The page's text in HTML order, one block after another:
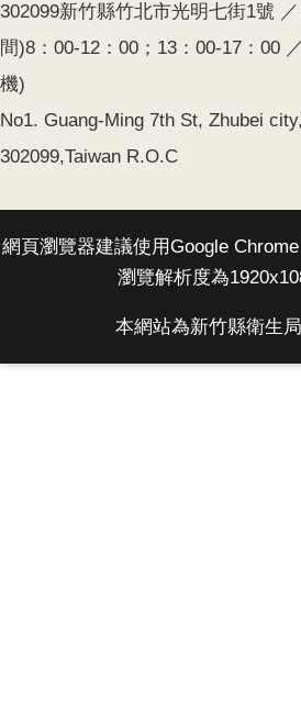
302099新竹縣竹北市光明七街1號
間)8：00-12：00；13：00-17：00
機)
No1. Guang-Ming 7th St, Zhubei
302099,Taiwan R.O.C
網頁瀏覽器建議使用Google
瀏覽解析度為
本網站為新竹縣衛生